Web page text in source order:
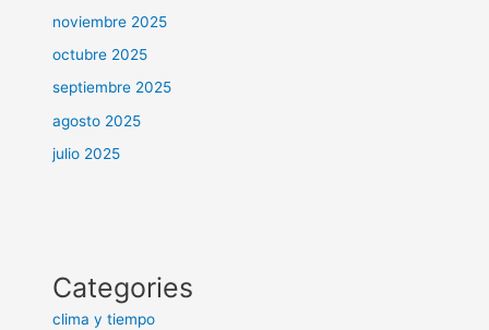
noviembre 2025
octubre 2025
septiembre 2025
agosto 2025
julio 2025
Categories
clima y tiempo